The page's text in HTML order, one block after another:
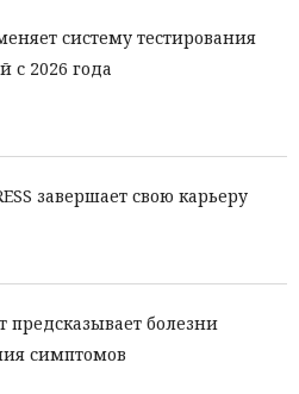
систему тестирования
с 2026 года
завершает свою карьеру
предсказывает болезни
симптомов